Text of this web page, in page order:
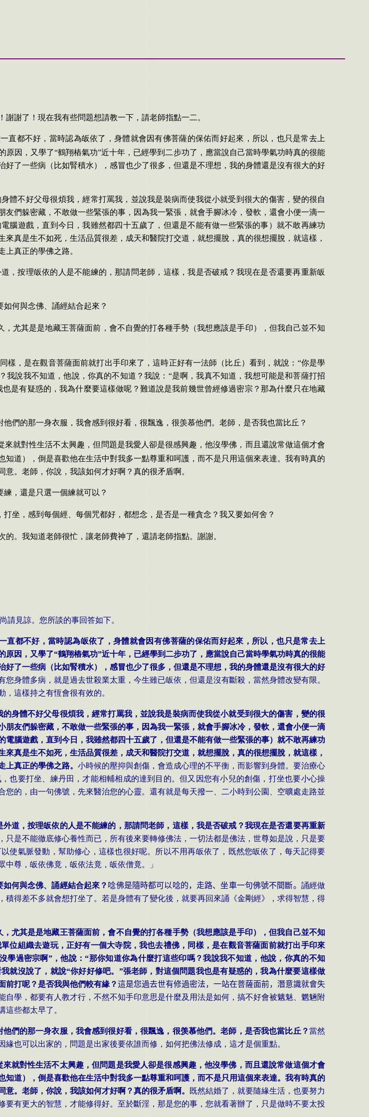
謝了！現在我有些問題想請教一下，請老師指點一二。
直都不好，當時認為皈依了，身體就會因有佛菩薩的保佑而好起來，所以，也只是常去上
因，又學了“鶴翔樁氣功”近十年，已經學到二步功了，應當說自己當時學氣功時真的很能
了一些病（比如腎積水），感冒也少了很多，但還是不理想，我的身體還是沒有很大的好
體不好父母很煩我，經常打罵我，並說我是裝病而使我從小就受到很大的傷害，變的很自
們躲密藏，不敢做一些緊張的事，因為我一緊張，就會手腳冰冷，發軟，還會小便一滴一
腦遊戲，直到今日，我雖然都四十五歲了，但還是不能有做一些緊張的事）就不敢再練功
真是生不如死，生活品質很差，成天和醫院打交道，就想擺脫，真的很想擺脫，就這樣，
真正的學佛之路。
，按理皈依的人是不能練的，那請問老師，這樣，我是否破戒？我現在是否還要再重新皈
何與念佛、誦經結合起來？
尤其是是地藏王菩薩面前，會不自覺的打各種手勢（我想應該是手印），但我自己並不知
樣，是在觀音菩薩面前就打出手印來了，這時正好有一法師（比丘）看到，就說：“你是學
我說我不知道，他說，你真的不知道？我說：“是啊，我真不知道，我想可能是和菩薩打招
是有疑惑的，我為什麼要這樣做呢？難道說是我前幾世曾經修過密宗？那為什麼只在地藏
們的那一身衣服，我會感到很好看，很飄逸，很羡慕他們。老師，是否我也當比丘？
就對性生活不太興趣，但問題是我愛人卻是很感興趣，他沒學佛，而且還說常做這個才會
道），倒是喜歡他在生活中對我多一點尊重和呵護，而不是只用這個來表達。我有時真的
。老師，你說，我該如何才好啊？真的很矛盾啊。
，還是只選一個練就可以？
坐，感到每個經、每個咒都好，都想念，是否是一種貪念？我又要如何舍？
。我知道老師很忙，讓老師費神了，還請老師指點。謝謝。
請見諒。您所談的事回答如下。
直都不好，當時認為皈依了，身體就會因有佛菩薩的保佑而好起來，所以，也只是常去上
因，又學了“鶴翔樁氣功”近十年，已經學到二步功了，應當說自己當時學氣功時真的很能
了一些病（比如腎積水），感冒也少了很多，但還是不理想，我的身體還是沒有很大的好
身體多病，就是過去世殺業太重，今生雖已皈依，但還是沒有斷殺，當然身體改變有限。
這樣持之有恆會很有效的。
身體不好父母很煩我，經常打罵我，並說我是裝病而使我從小就受到很大的傷害，變的很
友們躲密藏，不敢做一些緊張的事，因為我一緊張，就會手腳冰冷，發軟，還會小便一滴
腦遊戲，直到今日，我雖然都四十五歲了，但還是不能有做一些緊張的事）就不敢再練功
真是生不如死，生活品質很差，成天和醫院打交道，就想擺脫，真的很想擺脫，就這樣，
真正的學佛之路。 小時候的壓抑與創傷，會造成心理的不平衡，而影響到身體。要治療心
也要打坐、練丹田，才能相輔相成的達到目的。但又因您有小兒的創傷，打坐也要小心操
的，由一句佛號，先來醫治您的心靈。還有就是每天撥一、二小時到公園、空曠處走路並
道，按理皈依的人是不能練的，那請問老師，這樣，我是否破戒？我現在是否還要再重新
只是不能徹底修心養性而已，所有後來要轉修佛法，一切法都是佛法，世尊如是說，只是要
使氣脈發動，幫助修心，這樣也很好呢。所以不用再皈依了，既然您皈依了，每天記得要
尊，皈依佛竟，皈依法竟，皈依僧竟。」
何與念佛、誦經結合起來？ 唸佛是隨時都可以唸的，走路、坐車一句佛號不間斷。 誦經做
得差不多就會想打坐了。若是身體有了變化後，就要再回來誦《金剛經》，求得智慧，得
尤其是是地藏王菩薩面前，會不自覺的打各種手勢（我想應該是手印），但我自己並不知
位組織去遊玩，正好有一個大寺院，我也去禮佛，同樣，是在觀音菩薩面前就打出手印來
學過密宗啊”，他說：“那你知道你為什麼打這些印嗎？我說我不知道，他說，你真的不知
就沒說了，就說“你好好修吧。”張老師，對這個問題我也是有疑惑的，我為什麼要這樣做
前打呢？是否我與他們較有緣？這是您過去世有修過密法，一站在菩薩面前，潛意識就會失
自學，都要有人教才行，不然不知手印意思是什麼及用法是如何，搞不好會被魑魅、魍魎附
些都太早了。
們的那一身衣服，我會感到很好看，很飄逸，很羡慕他們。老師，是否我也當比丘？當然
也可以出家的，問題是出家後要依誰而修，如何把佛法修成，這才是個重點。
就對性生活不太興趣，但問題是我愛人卻是很感興趣，他沒學佛，而且還說常做這個才會
道），倒是喜歡他在生活中對我多一點尊重和呵護，而不是只用這個來表達。我有時真的
。老師，你說，我該如何才好啊？真的很矛盾啊。
既然結婚了，就要隨緣生活，也要努力
有更大的智慧，才能修得好。至於斷淫，那是您的事，您就看著辦了，只是做時不要太投